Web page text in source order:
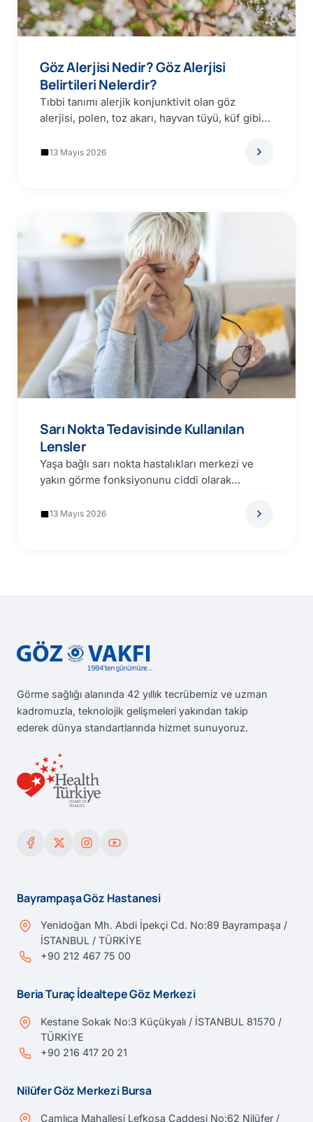
Göz Alerjisi Nedir? Göz Alerjisi
Belirtileri Nelerdir?
Tıbbi tanımı alerjik konjunktivit olan göz
alerjisi, polen, toz akarı, hayvan tüyü, küf gibi
13 Mayıs 2026
Sarı Nokta Tedavisinde Kullanılan
Lensler
Yaşa bağlı sarı nokta hastalıkları merkezi ve
yakın görme fonksiyonunu ciddi olarak
13 Mayıs 2026
Görme sağlığı alanında 42 yıllık tecrübemiz ve uzman
kadromuzla, teknolojik gelişmeleri yakından takip
ederek dünya standartlarında hizmet sunuyoruz.
Bayrampaşa Göz Hastanesi
Yenidoğan Mh. Abdi İpekçi Cd. No:89 Bayrampaşa /
İSTANBUL / TÜRKİYE
+90 212 467 75 00
Beria Turaç İdealtepe Göz Merkezi
Kestane Sokak No:3 Küçükyalı / İSTANBUL 81570 /
TÜRKİYE
+90 216 417 20 21
Nilüfer Göz Merkezi Bursa
Çamlıca Mahallesi Lefkoşa Caddesi No:62 Nilüfer /